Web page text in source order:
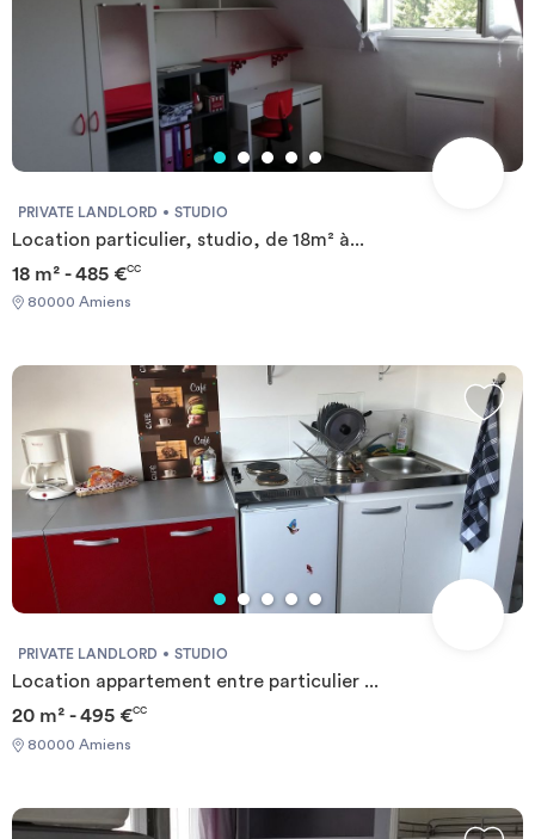
PRIVATE LANDLORD STUDIO
Location particulier, studio, de 18m² à...
18 m² - 485 €CC
80000 Amiens
PRIVATE LANDLORD STUDIO
Location appartement entre particulier ...
20 m² - 495 €CC
80000 Amiens